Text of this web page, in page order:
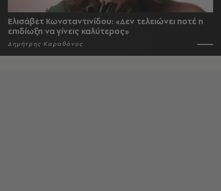
Ελισάβετ Κωνσταντινίδου: «Δεν τελειώνει ποτέ η
επιδίωξη να γίνεις καλύτερος»
Δημήτρης Καραθάνος